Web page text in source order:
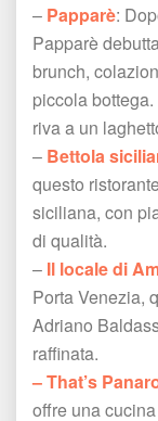
– Papparè:
Papparè
brunch,
piccola
riva a un
– Bettola
questo
iciliana, con
di qualità.
– Il locale di
Porta Venezia,
Adriano
raffinata.
– That’s
offre una